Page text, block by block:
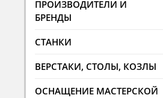
ПРОИЗВОДИТЕЛИ И
БРЕНДЫ
СТАНКИ
ВЕРСТАКИ, СТОЛЫ, КОЗЛЫ
ОСНАЩЕНИЕ МАСТЕРСКОЙ